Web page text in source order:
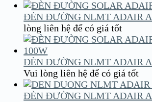
ĐÈN ĐƯỜNG NLMT ADAIR
lòng liên hệ để có giá tốt
ĐÈN ĐƯỜNG NLMT ADAIR
Vui lòng liên hệ để có giá tốt
ĐÈN ĐƯỜNG NLMT ADAIR